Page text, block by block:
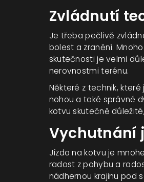
Zvládnutí
Je třeba pečlivě
bolest a zranění.
skutečnosti je velmi
nerovnostmi terénu.
Některé z technik,
nohou a také správné
kotvu skutečně
Vychutnání
Jízda na kotvu je
radost z pohybu a
nádhernou krajinu pod